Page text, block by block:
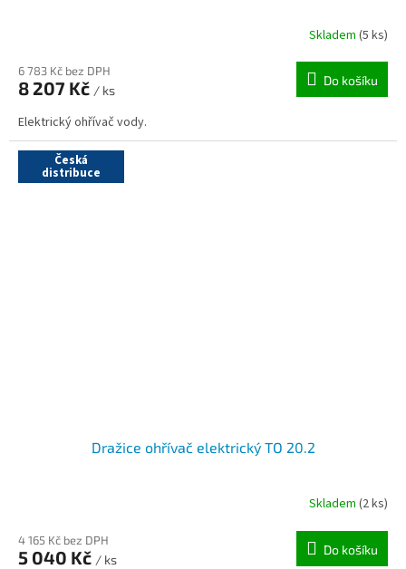
Skladem (5 ks)
6 783 Kč bez DPH
8 207 Kč / ks
Do košíku
Elektrický ohřívač vody.
Česká
distribuce
Dražice ohřívač elektrický TO 20.2
Skladem (2 ks)
4 165 Kč bez DPH
5 040 Kč / ks
Do košíku